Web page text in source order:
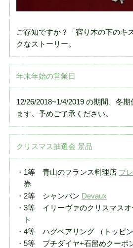
ご存知ですか？「宿り木の下のキ
クなストーリー。
年末年始の営業日
12/26/2018~1/4/2019 の期間、冬
ます。予めご了承ください。
クリスマス抽選会 景品
1等 青山のフランス料理店 プ
券
2等 シャンパン Devaux
3等 イリーヴァのクリスマスオ
ト
4等 ハグベアリング （トッピン
5等 プチダイヤ+石留めクーポ